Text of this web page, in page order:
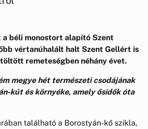
a béli monostort alapító Szent
vértanúhalált halt Szent Gellért is
remeteségben néhány évet.
megye hét természeti csodájának
kút és környéke, amely ősidők óta
található a Borostyán-kő szikla,